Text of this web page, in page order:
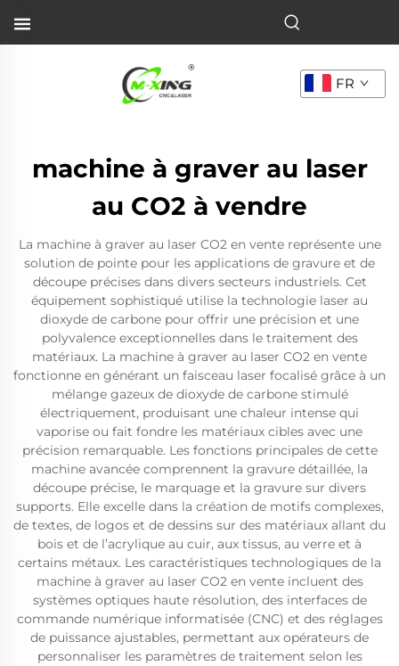
FR
machine à graver au laser
au CO2 à vendre
La machine à graver au laser CO2 en vente représente une
solution de pointe pour les applications de gravure et de
découpe précises dans divers secteurs industriels. Cet
équipement sophistiqué utilise la technologie laser au
dioxyde de carbone pour offrir une précision et une
polyvalence exceptionnelles dans le traitement des
matériaux. La machine à graver au laser CO2 en vente
fonctionne en générant un faisceau laser focalisé grâce à un
mélange gazeux de dioxyde de carbone stimulé
électriquement, produisant une chaleur intense qui
vaporise ou fait fondre les matériaux cibles avec une
précision remarquable. Les fonctions principales de cette
machine avancée comprennent la gravure détaillée, la
découpe précise, le marquage et la gravure sur divers
supports. Elle excelle dans la création de motifs complexes,
de textes, de logos et de dessins sur des matériaux allant du
bois et de l’acrylique au cuir, aux tissus, au verre et à
certains métaux. Les caractéristiques technologiques de la
machine à graver au laser CO2 en vente incluent des
systèmes optiques haute résolution, des interfaces de
commande numérique informatisée (CNC) et des réglages
de puissance ajustables, permettant aux opérateurs de
personnaliser les paramètres de traitement selon les